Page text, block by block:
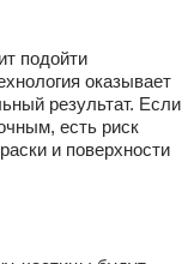
подойти
оказывает
результат. Если
есть риск
и поверхности